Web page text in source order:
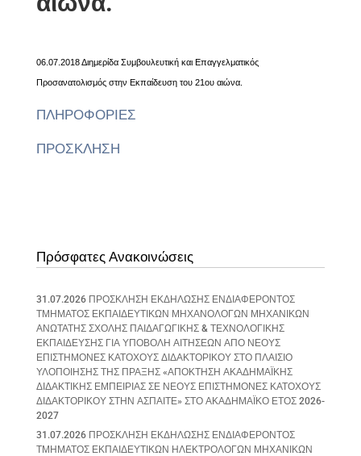
06.07.2018 Διημερίδα Συμβουλευτική και Επαγγελματικός
Προσανατολισμός στην Εκπαίδευση του 21ου αιώνα.
ΠΛΗΡΟΦΟΡΙΕΣ
ΠΡΟΣΚΛΗΣΗ
Πρόσφατες Ανακοινώσεις
31.07.2026 ΠΡΟΣΚΛΗΣΗ ΕΚΔΗΛΩΣΗΣ ΕΝΔΙΑΦΕΡΟΝΤΟΣ
ΤΜΗΜΑΤΟΣ ΕΚΠΑΙΔΕΥΤΙΚΩΝ ΜΗΧΑΝΟΛΟΓΩΝ ΜΗΧΑΝΙΚΩΝ
ΑΝΩΤΑΤΗΣ ΣΧΟΛΗΣ ΠΑΙΔΑΓΩΓΙΚΗΣ & ΤΕΧΝΟΛΟΓΙΚΗΣ
ΕΚΠΑΙΔΕΥΣΗΣ ΓΙΑ ΥΠΟΒΟΛΗ ΑΙΤΗΣΕΩΝ ΑΠΟ ΝΕΟΥΣ
ΕΠΙΣΤΗΜΟΝΕΣ ΚΑΤΟΧΟΥΣ ΔΙΔΑΚΤΟΡΙΚΟΥ ΣΤΟ ΠΛΑΙΣΙΟ
ΥΛΟΠΟΙΗΣΗΣ ΤΗΣ ΠΡΑΞΗΣ «ΑΠΟΚΤΗΣΗ ΑΚΑΔΗΜΑΪΚΗΣ
ΔΙΔΑΚΤΙΚΗΣ ΕΜΠΕΙΡΙΑΣ ΣΕ ΝΕΟΥΣ ΕΠΙΣΤΗΜΟΝΕΣ ΚΑΤΟΧΟΥΣ
ΔΙΔΑΚΤΟΡΙΚΟΥ ΣΤΗΝ ΑΣΠΑΙΤΕ» ΣΤΟ ΑΚΑΔΗΜΑΪΚΟ ΕΤΟΣ 2026-
2027
31.07.2026 ΠΡΟΣΚΛΗΣΗ ΕΚΔΗΛΩΣΗΣ ΕΝΔΙΑΦΕΡΟΝΤΟΣ
ΤΜΗΜΑΤΟΣ ΕΚΠΑΙΔΕΥΤΙΚΩΝ ΗΛΕΚΤΡΟΛΟΓΩΝ ΜΗΧΑΝΙΚΩΝ